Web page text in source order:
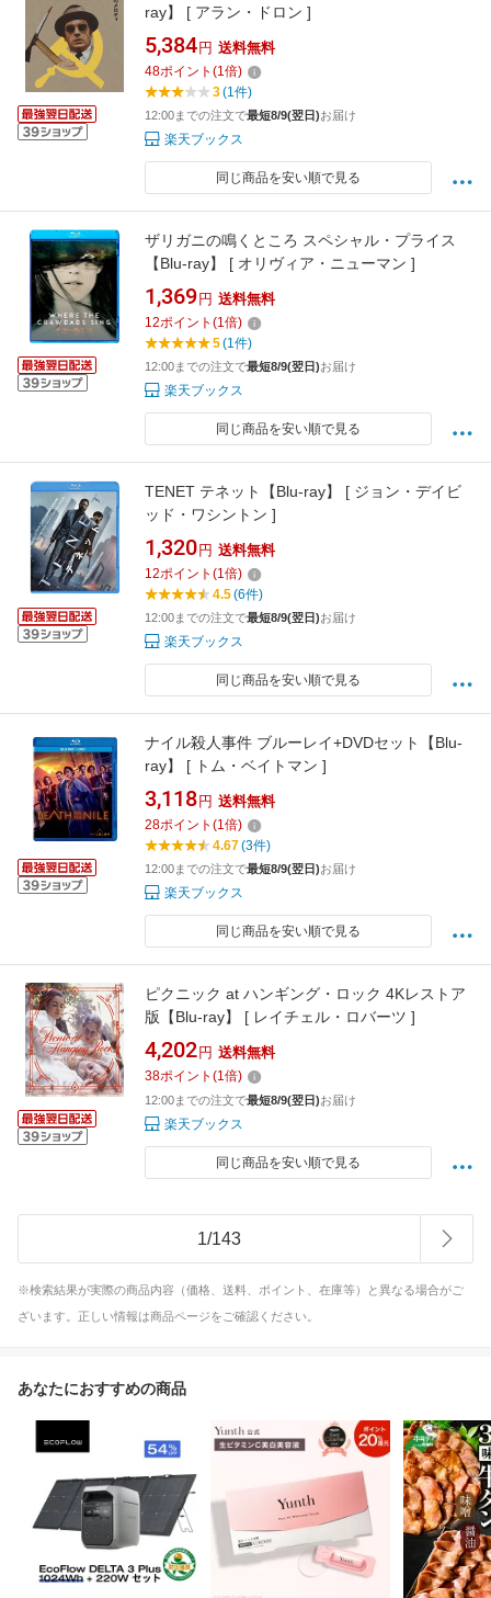
ray】 [ アラン・ドロン ]
5,384 円 送料無料
48ポイント (1倍)
3(1件)
12:00までの注文で最短8/9(翌日)お届け
楽天ブックス
同じ商品を安い順で見る
ザリガニの鳴くところ スペシャル・プライス
【Blu-ray】 [ オリヴィア・ニューマン ]
1,369 円 送料無料
12ポイント (1倍)
5(1件)
12:00までの注文で最短8/9(翌日)お届け
楽天ブックス
同じ商品を安い順で見る
TENET テネット【Blu-ray】 [ ジョン・デイビ
ッド・ワシントン ]
1,320 円 送料無料
12ポイント (1倍)
4.5(6件)
12:00までの注文で最短8/9(翌日)お届け
楽天ブックス
同じ商品を安い順で見る
ナイル殺人事件 ブルーレイ+DVDセット【Blu-
ray】 [ トム・ベイトマン ]
3,118 円 送料無料
28ポイント (1倍)
4.67(3件)
12:00までの注文で最短8/9(翌日)お届け
楽天ブックス
同じ商品を安い順で見る
ピクニック at ハンギング・ロック 4Kレストア
版【Blu-ray】 [ レイチェル・ロバーツ ]
4,202 円 送料無料
38ポイント (1倍)
12:00までの注文で最短8/9(翌日)お届け
楽天ブックス
同じ商品を安い順で見る
1/143
※検索結果が実際の商品内容（価格、送料、ポイント、在庫等）と異なる場合がご
ざいます。正しい情報は商品ページをご確認ください。
あなたにおすすめの商品